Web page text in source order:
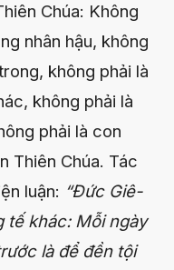
Chúa: Không
nhân hậu, không
không phải là
không phải là
phải là con
Thiên Chúa. Tác
luận: “Đức Giê-
tế khác: Mỗi ngày
là để đền tội